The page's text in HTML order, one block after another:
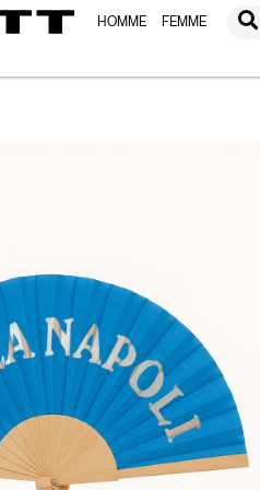
HOMME FEMME